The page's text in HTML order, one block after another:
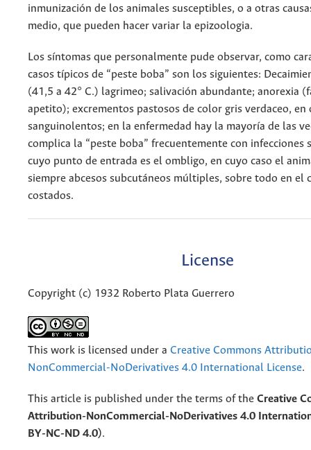
inmunización de los animales susceptibles, o a otras
medio, que pueden hacer variar la epizoologia.
Los síntomas que personalmente pude observar, como
casos típicos de “peste boba” son los siguientes:
(41,5 a 42° C.) lagrimeo; salivación abundante; anorexia
apetito); excrementos pastosos de color gris verdaceo, en
sanguinolentos; en la enfermedad hay la mayoría de las
complica la “peste boba” frecuentemente con infecciones
cuyo punto de entrada es el ombligo, en cuyo caso el
siempre abcesos subcutáneos múltiples, sobre todo en el
costados.
License
Copyright (c) 1932 Roberto Plata Guerrero
This work is licensed under a Creative Commons
NonCommercial-NoDerivatives 4.0 International License.
This article is published under the terms of the Creative
Attribution-NonCommercial-NoDerivatives 4.0
BY-NC-ND 4.0).